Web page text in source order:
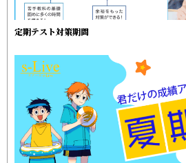
定期テスト対策期間